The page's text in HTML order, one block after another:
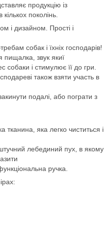
продукцію із
поколінь.
і дизайном. Прості і
собак і їхніх господарів!
пищалка, звук якиї
собаки і стимулює її до гри.
також взяти участь в
подалі, або пограти з
тканина, яка легко чиститься і
лебединий пух, в якому
ручка.